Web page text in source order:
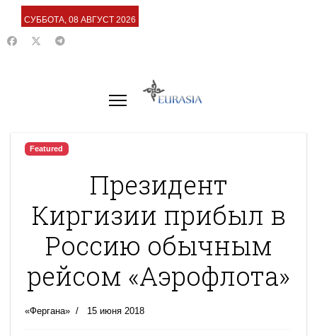
СУББОТА, 08 АВГУСТ 2026
Featured
Президент
Киргизии прибыл в
Россию обычным
рейсом «Аэрофлота»
«Фергана» 15 июня 2018